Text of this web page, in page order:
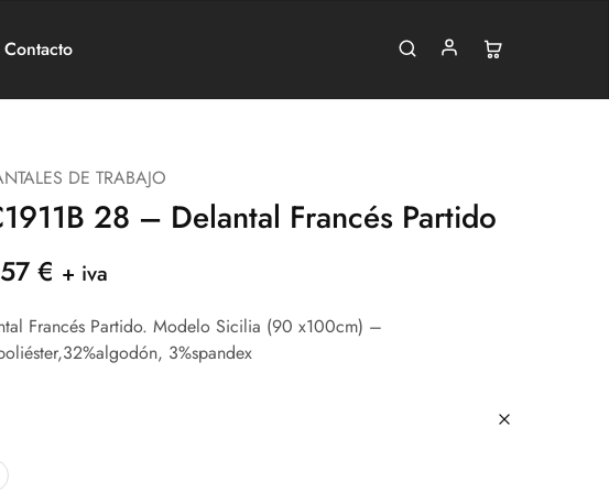
Contacto
DE TRABAJO
28 – Delantal Francés Partido
€ + iva
Francés Partido. Modelo Sicilia (90 x100cm) –
3%spandex